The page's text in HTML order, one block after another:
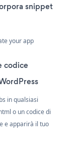
snippet
your app
codice
in qualsiasi
o un codice di
e apparirà il tuo